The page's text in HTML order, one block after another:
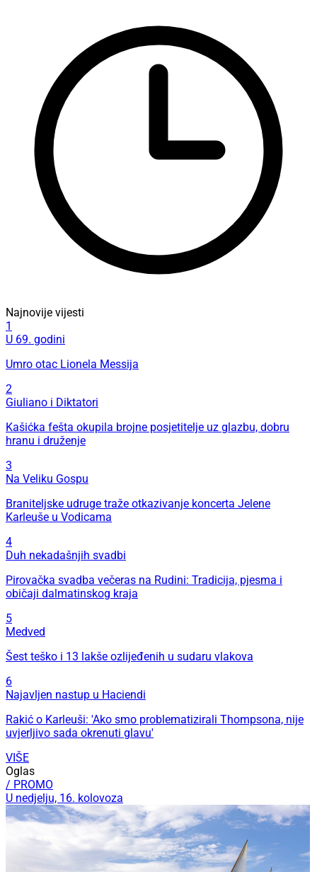
Najnovije vijesti
1
U 69. godini
Umro otac Lionela Messija
2
Giuliano i Diktatori
Kašićka fešta okupila brojne posjetitelje uz glazbu, dobru
hranu i druženje
3
Na Veliku Gospu
Braniteljske udruge traže otkazivanje koncerta Jelene
Karleuše u Vodicama
4
Duh nekadašnjih svadbi
Pirovačka svadba večeras na Rudini: Tradicija, pjesma i
običaji dalmatinskog kraja
5
Medved
Šest teško i 13 lakše ozlijeđenih u sudaru vlakova
6
Najavljen nastup u Haciendi
Rakić o Karleuši: 'Ako smo problematizirali Thompsona, nije
uvjerljivo sada okrenuti glavu'
VIŠE
Oglas
/ PROMO
U nedjelju, 16. kolovoza